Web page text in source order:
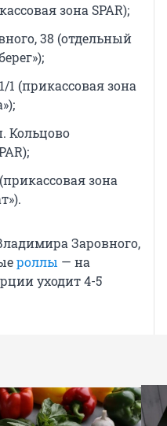
зона SPAR);
38 (отдельный
1 (прикассовая зона
Кольцово
зона
Заровного,
роллы — на
уходит 4-5